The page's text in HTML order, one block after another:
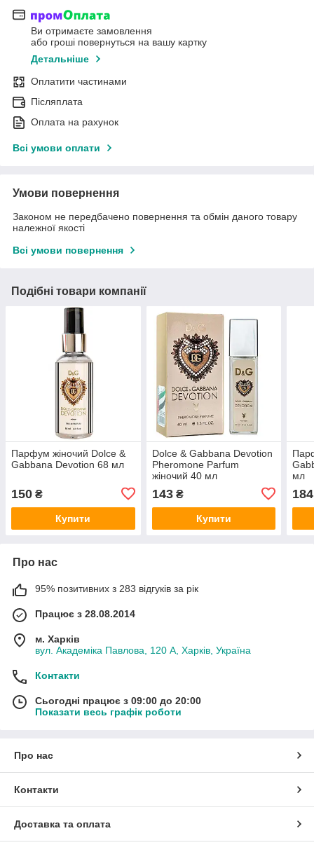
Ви отримаєте замовлення
або гроші повернуться на вашу картку
Детальніше
Оплатити частинами
Післяплата
Оплата на рахунок
Всі умови оплати
Умови повернення
Законом не передбачено повернення та обмін даного товару
належної якості
Всі умови повернення
Подібні товари компанії
Парфум жіночий Dolce &
Gabbana Devotion 68 мл
150 ₴
Купити
Dolce & Gabbana Devotion
Pheromone Parfum
жіночий 40 мл
143₴
Купити
мл
184
Про нас
95% позитивних з 283 відгуків за рік
Працює з 28.08.2014
м. Харків
вул. Академіка Павлова, 120 А, Харків, Україна
Контакти
Сьогодні працює з 09:00 до 20:00
Показати весь графік роботи
Про нас
Контакти
Доставка та оплата